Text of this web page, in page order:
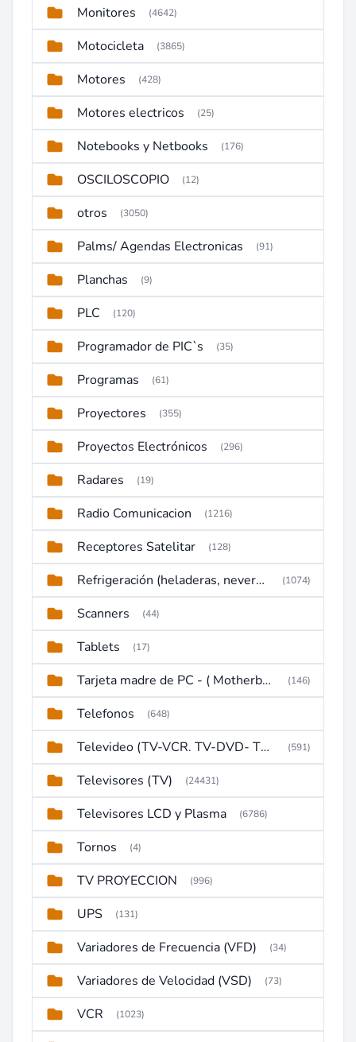
Monitores (4642)
Motocicleta (3865)
Motores (428)
Motores electricos (25)
Notebooks y Netbooks (176)
OSCILOSCOPIO (12)
otros (3050)
Palms/ Agendas Electronicas (91)
Planchas (9)
PLC (120)
Programador de PIC`s (35)
Programas (61)
Proyectores (355)
Proyectos Electrónicos (296)
Radares (19)
Radio Comunicacion (1216)
Receptores Satelitar (128)
Refrigeración (heladeras, neveras, congeladores) (1074)
Scanners (44)
Tablets (17)
Tarjeta madre de PC - ( Motherboard ) (146)
Telefonos (648)
Televideo (TV-VCR. TV-DVD- TV-DVD-VCR) (591)
Televisores (TV) (24431)
Televisores LCD y Plasma (6786)
Tornos (4)
TV PROYECCION (996)
UPS (131)
Variadores de Frecuencia (VFD) (34)
Variadores de Velocidad (VSD) (73)
VCR (1023)